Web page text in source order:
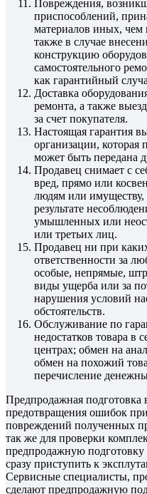
Повреждения,
приспособлений,
материалов иных, чем
также в случае
конструкцию
самостоятельного
как гарантийный
Доставка
ремонта, а также
за счет покупателя.
Настоящая гарантия
организации, которая
может быть передана
Продавец снимает с
вред, прямо или
людям или имуществу,
результате
умышленных или
или третьих лиц.
Продавец ни при
ответственности за
особые, непрямые,
виды ущерба или за
нарушения условий
обстоятельств.
Обслуживание по
недостатков товара в
центрах; обмен на
обмен на похожий
перечисление
Предпродажная подготовка
предотвращения ошибок
повреждений полученных
так же для проверки
предпродажную
сразу приступить к
Сервисные специалисты,
сделают предпродажную